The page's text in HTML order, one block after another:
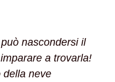
nascondersi il
a trovarla!
della neve